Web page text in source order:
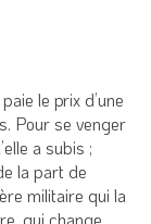
le prix d’une
Pour se venger
a subis ;
la part de
militaire qui la
qui change